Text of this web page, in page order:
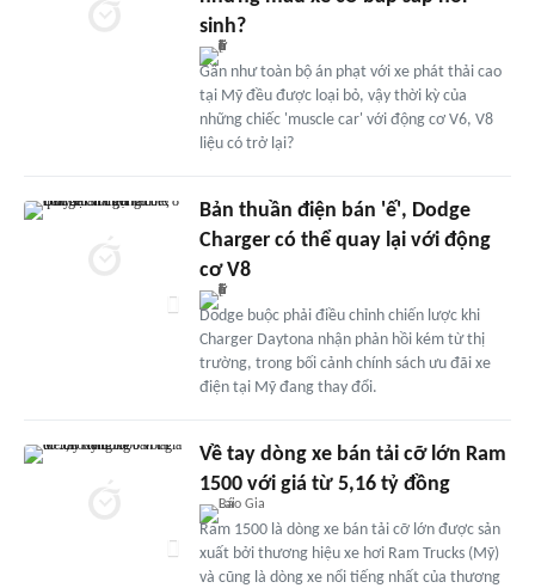
sinh?
Gần như toàn bộ án phạt với xe phát thải cao
tại Mỹ đều được loại bỏ, vậy thời kỳ của
những chiếc 'muscle car' với động cơ V6, V8
liệu có trở lại?
Bản thuần điện bán 'ế', Dodge
Charger có thể quay lại với động
cơ V8
Dodge buộc phải điều chỉnh chiến lược khi
Charger Daytona nhận phản hồi kém từ thị
trường, trong bối cảnh chính sách ưu đãi xe
điện tại Mỹ đang thay đổi.
Về tay dòng xe bán tải cỡ lớn Ram
1500 với giá từ 5,16 tỷ đồng
Ram 1500 là dòng xe bán tải cỡ lớn được sản
xuất bởi thương hiệu xe hơi Ram Trucks (Mỹ)
và cũng là dòng xe nổi tiếng nhất của thương